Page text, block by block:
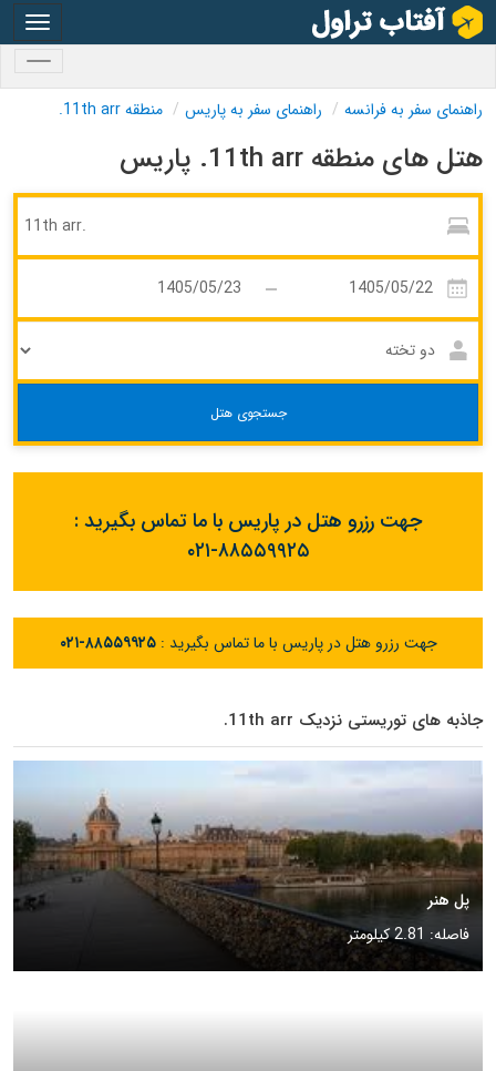
راهنمای سفر به فرانسه راهنمای سفر به پاریس منطقه 11th arr.
هتل های منطقه 11th arr. پاریس
جستجوی هتل
جهت رزرو هتل در پاریس با ما تماس بگیرید :
۰۲۱-۸۸۵۵۹۹۲۵
جهت رزرو هتل در پاریس با ما تماس بگیرید :۰۲۱-۸۸۵۵۹۹۲۵
جاذبه های توریستی نزدیک 11th arr.
پل هنر
فاصله: 2.81 کیلومتر